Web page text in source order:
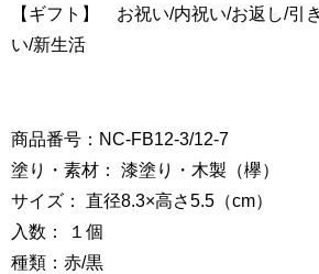
【ギフト】 お祝い/内祝い/お返し/引
い/新生活
商品番号：NC-FB12-3/12-7
塗り・素材： 漆塗り・木製（欅）
サイズ： 直径8.3×高さ5.5（cm）
入数： １個
種類：赤/黒